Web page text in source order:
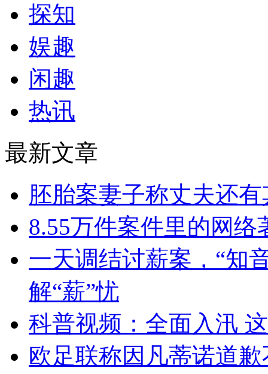
探知
娱趣
闲趣
热讯
最新文章
胚胎案妻子称丈夫还
8.55万件案件里的网
一天调结讨薪案，“知
解“薪”忧
科普视频：全面入汛
欧足联称因凡蒂诺道